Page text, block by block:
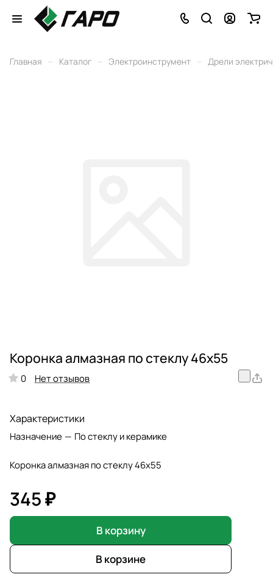
Главная – Каталог – Электроинструмент – Дрели
Коронка алмазная по стеклу 46х55
0 Нет отзывов
Характеристики
Назначение — По стеклу и керамике
Коронка алмазная по стеклу 46х55
345 ₽
В корзину
В корзине